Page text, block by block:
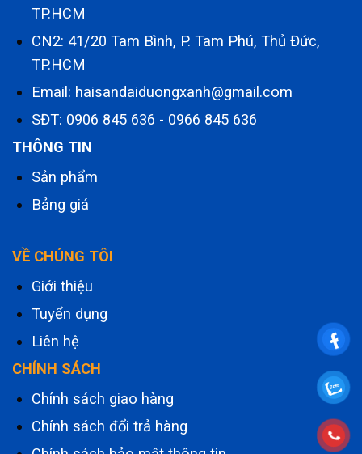
TP.HCM
CN2: 41/20 Tam Bình, P. Tam Phú, Thủ Đức,
TP.HCM
Email: haisandaiduongxanh@gmail.com
SĐT: 0906 845 636 - 0966 845 636
THÔNG TIN
Sản phẩm
Bảng giá
VỀ CHÚNG TÔI
Giới thiệu
Tuyển dụng
Liên hệ
CHÍNH SÁCH
Chính sách giao hàng
Chính sách đổi trả hàng